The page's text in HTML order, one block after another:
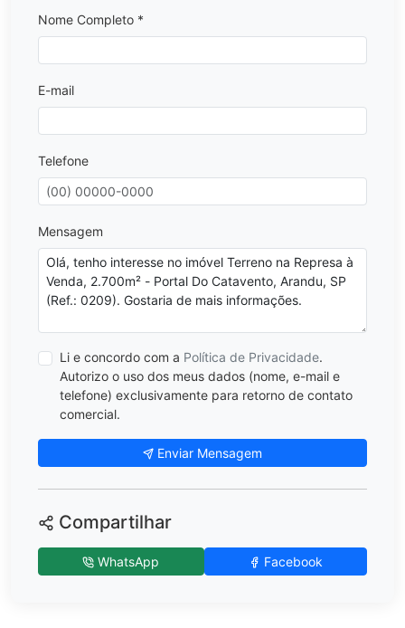
Nome Completo *
E-mail
Telefone
Mensagem
Li e concordo com a Política de Privacidade.
Autorizo o uso dos meus dados (nome, e-mail e
telefone) exclusivamente para retorno de contato
comercial.
Enviar Mensagem
Compartilhar
WhatsApp Facebook